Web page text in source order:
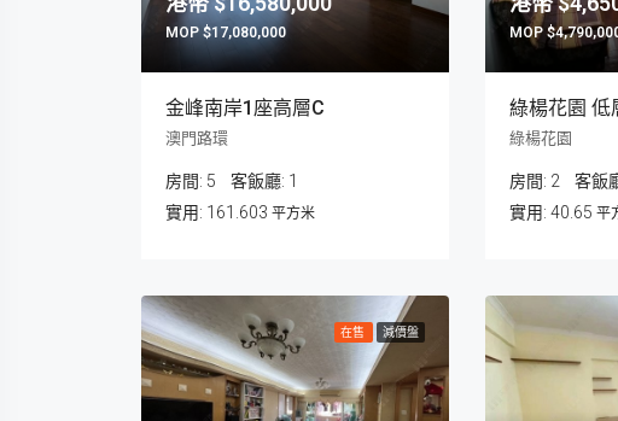
$17,080,000
金峰南岸1座高層C
澳門路環
房間: 5 客飯廳: 1
161.603 平方米
綠楊花園 低
綠楊花園
房間: 2 客飯
40.65 平
在售 減價盤